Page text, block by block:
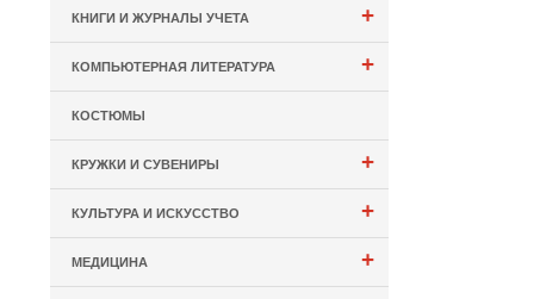
+
КНИГИ И ЖУРНАЛЫ УЧЕТА
+
КОМПЬЮТЕРНАЯ ЛИТЕРАТУРА
КОСТЮМЫ
+
КРУЖКИ И СУВЕНИРЫ
+
КУЛЬТУРА И ИСКУССТВО
+
МЕДИЦИНА